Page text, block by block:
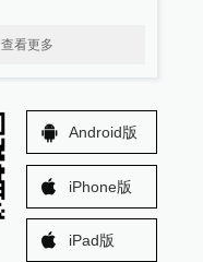
查看更多
Android版
iPhone版
iPad版